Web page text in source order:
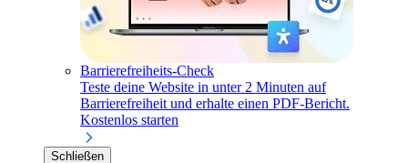
Barrierefreiheits-Check
Teste deine Website in unter 2 Minuten auf
Barrierefreiheit und erhalte einen PDF-Bericht.
Kostenlos starten
Schließen